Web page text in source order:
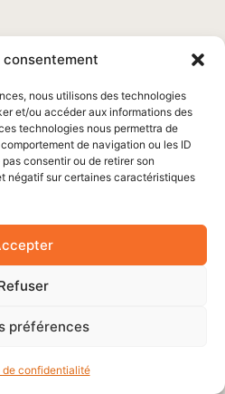
consentement
nous utilisons des technologies
et/ou accéder aux informations des
technologies nous permettra de
de navigation ou les ID
consentir ou de retirer son
négatif sur certaines caractéristiques
préférences
de confidentialité